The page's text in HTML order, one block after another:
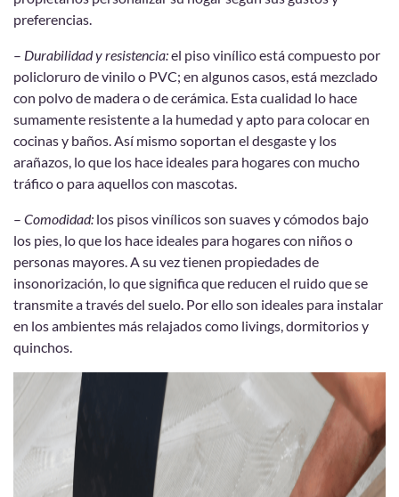
preferencias.
– Durabilidad y resistencia:el piso vinílico está compuesto por
policloruro de vinilo o PVC; en algunos casos, está mezclado
con polvo de madera o de cerámica. Esta cualidad lo hace
sumamente resistente a la humedad y apto para colocar en
cocinas y baños. Así mismo soportan el desgaste y los
arañazos, lo que los hace ideales para hogares con mucho
tráfico o para aquellos con mascotas.
– Comodidad: los pisos vinílicos son suaves y cómodos bajo
los pies, lo que los hace ideales para hogares con niños o
personas mayores. A su vez tienen propiedades de
insonorización, lo que significa que reducen el ruido que se
transmite a través del suelo. Por ello son ideales para instalar
en los ambientes más relajados como livings, dormitorios y
quinchos.